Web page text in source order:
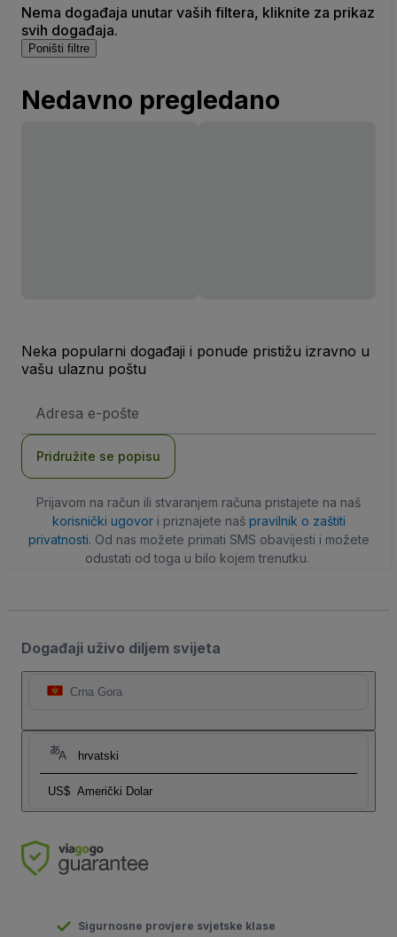
Nema događaja unutar vaših filtera, kliknite za prikaz
svih događaja.
Poništi filtre
Nedavno pregledano
Neka popularni događaji i ponude pristižu izravno u
vašu ulaznu poštu
mail
Pridružite se popisu
Prijavom na račun ili stvaranjem računa pristajete na naš
korisnički ugovori priznajete naš pravilnik o zaštiti
privatnosti. Od nas možete primati SMS obavijesti i možete
odustati od toga u bilo kojem trenutku.
Događaji uživo diljem svijeta
Crna Gora
hrvatski
US$ Američki Dolar
Sigurnosne provjere svjetske klase